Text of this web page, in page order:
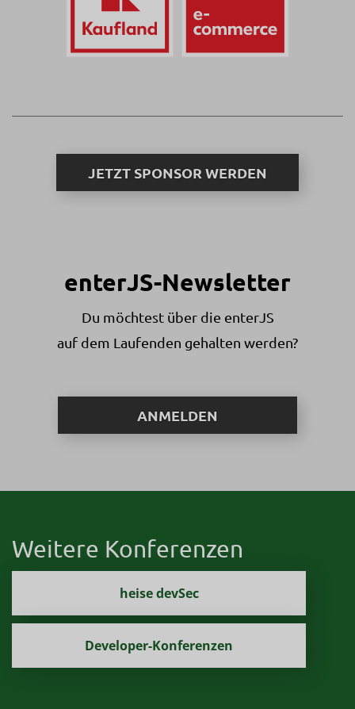
JETZT SPONSOR WERDEN
enterJS-Newsletter
Du möchtest über die enterJS
auf dem Laufenden gehalten werden?
ANMELDEN
Weitere Konferenzen
heise devSec
Developer-Konferenzen